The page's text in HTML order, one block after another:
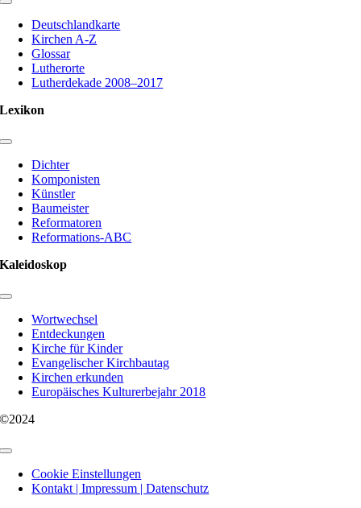
Toggle
NavigationDeutschlandkarte
Kirchen A-Z
Glossar
Lutherorte
Lutherdekade 2008–2017
Lexikon
Toggle
Navigation
Dichter
Komponisten
Künstler
Baumeister
Reformatoren
Reformations-ABC
Kaleidoskop
Toggle
NavigationWortwechsel
Entdeckungen
Kirche für Kinder
Evangelischer Kirchbautag
Kirchen erkunden
Europäisches Kulturerbejahr 2018
©2024
Toggle
NavigationCookie Einstellungen
Kontakt | Impressum | Datenschutz